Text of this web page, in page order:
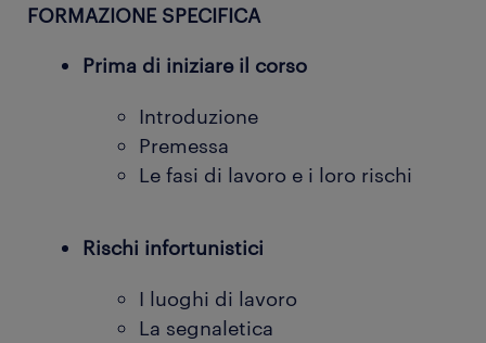
FORMAZIONE SPECIFICA
Prima di iniziare il corso
Introduzione
Premessa
Le fasi di lavoro e i loro rischi
Rischi infortunistici
I luoghi di lavoro
La segnaletica